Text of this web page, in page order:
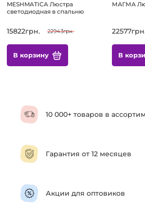
MESHMATICA Люстра
светодиодная в спальню
15822грн. 22943грн.
В корзину
МАГМА
В
10 000+ товаров в
Гарантия от 12 месяцев
Акции для оптовиков